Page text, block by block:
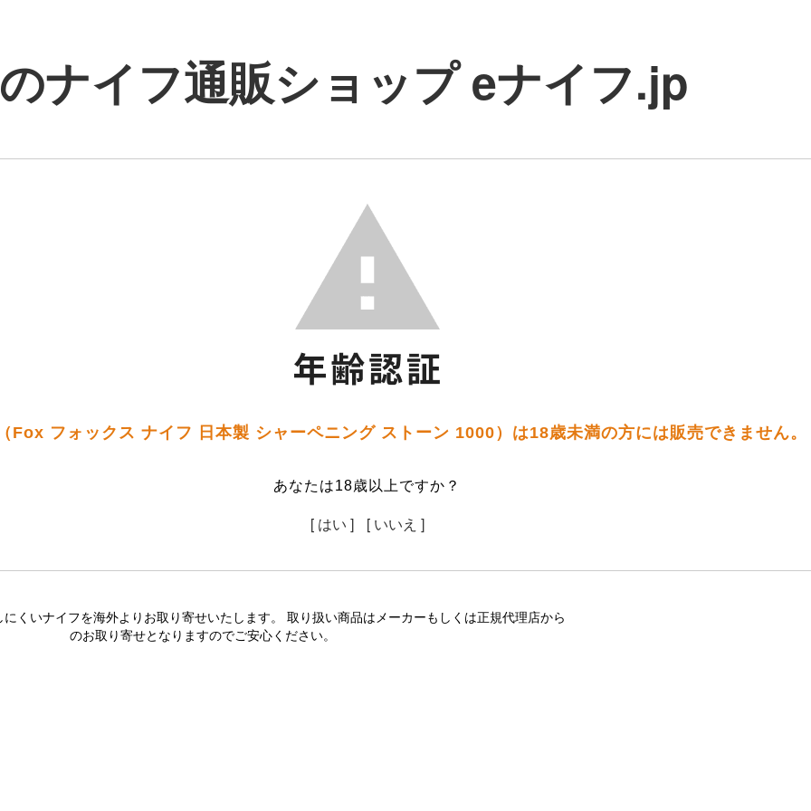
ナイフ通販ショップ eナイフ.jp
Fox フォックス ナイフ 日本製 シャーペニング ストーン 1000）は18歳未満の方には販売できません。
あなたは18歳以上ですか？
[ はい ] [ いいえ ]
くいナイフを海外よりお取り寄せいたします。 取り扱い商品はメーカーもしくは正規代理店から
のお取り寄せとなりますのでご安心ください。